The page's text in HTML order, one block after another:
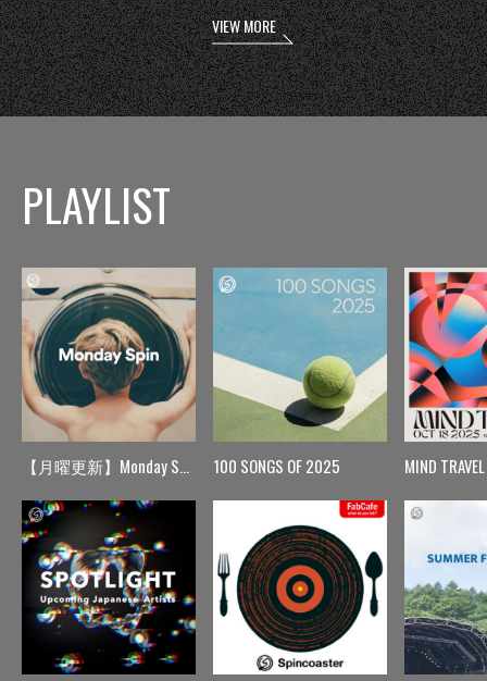
VIEW MORE
PLAYLIST
【月曜更新】Monday Spin 100 SONGS OF 2025 MIND TRAVEL